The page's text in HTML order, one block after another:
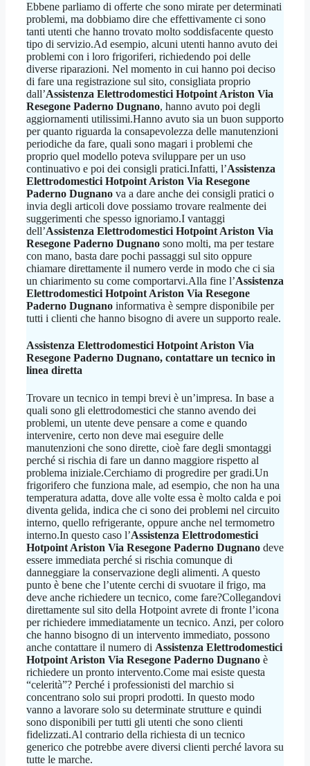
Ebbene parliamo di offerte che sono mirate per determinati
problemi, ma dobbiamo dire che effettivamente ci sono
tanti utenti che hanno trovato molto soddisfacente questo
tipo di servizio.Ad esempio, alcuni utenti hanno avuto dei
problemi con i loro frigoriferi, richiedendo poi delle
diverse riparazioni. Nel momento in cui hanno poi deciso
di fare una registrazione sul sito, consigliata proprio
dall’Assistenza Elettrodomestici Hotpoint Ariston Via
Resegone Paderno Dugnano, hanno avuto poi degli
aggiornamenti utilissimi.Hanno avuto sia un buon supporto
per quanto riguarda la consapevolezza delle manutenzioni
periodiche da fare, quali sono magari i problemi che
proprio quel modello poteva sviluppare per un uso
continuativo e poi dei consigli pratici.Infatti, l’Assistenza
Elettrodomestici Hotpoint Ariston Via Resegone
Paderno Dugnano va a dare anche dei consigli pratici o
invia degli articoli dove possiamo trovare realmente dei
suggerimenti che spesso ignoriamo.I vantaggi
dell’Assistenza Elettrodomestici Hotpoint Ariston Via
Resegone Paderno Dugnano sono molti, ma per testare
con mano, basta dare pochi passaggi sul sito oppure
chiamare direttamente il numero verde in modo che ci sia
un chiarimento su come comportarvi.Alla fine l’Assistenza
Elettrodomestici Hotpoint Ariston Via Resegone
Paderno Dugnano informativa è sempre disponibile per
tutti i clienti che hanno bisogno di avere un supporto reale.
Assistenza Elettrodomestici Hotpoint Ariston Via
Resegone Paderno Dugnano, contattare un tecnico in
linea diretta
Trovare un tecnico in tempi brevi è un’impresa. In base a
quali sono gli elettrodomestici che stanno avendo dei
problemi, un utente deve pensare a come e quando
intervenire, certo non deve mai eseguire delle
manutenzioni che sono dirette, cioè fare degli smontaggi
perché si rischia di fare un danno maggiore rispetto al
problema iniziale.Cerchiamo di progredire per gradi.Un
frigorifero che funziona male, ad esempio, che non ha una
temperatura adatta, dove alle volte essa è molto calda e poi
diventa gelida, indica che ci sono dei problemi nel circuito
interno, quello refrigerante, oppure anche nel termometro
interno.In questo caso l’Assistenza Elettrodomestici
Hotpoint Ariston Via Resegone Paderno Dugnano deve
essere immediata perché si rischia comunque di
danneggiare la conservazione degli alimenti. A questo
punto è bene che l’utente cerchi di svuotare il frigo, ma
deve anche richiedere un tecnico, come fare?Collegandovi
direttamente sul sito della Hotpoint avrete di fronte l’icona
per richiedere immediatamente un tecnico. Anzi, per coloro
che hanno bisogno di un intervento immediato, possono
anche contattare il numero di Assistenza Elettrodomestici
Hotpoint Ariston Via Resegone Paderno Dugnano è
richiedere un pronto intervento.Come mai esiste questa
“celerità”? Perché i professionisti del marchio si
concentrano solo sui propri prodotti. In questo modo
vanno a lavorare solo su determinate strutture e quindi
sono disponibili per tutti gli utenti che sono clienti
fidelizzati.Al contrario della richiesta di un tecnico
generico che potrebbe avere diversi clienti perché lavora su
tutte le marche.